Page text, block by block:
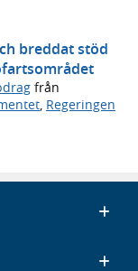
breddat stöd
från
Regeringen